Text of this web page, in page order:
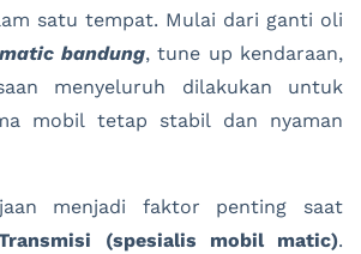
satu tempat. Mulai dari ganti oli
bandung, tune up kendaraan,
menyeluruh dilakukan untuk
mobil tetap stabil dan nyaman
menjadi faktor penting saat
(spesialis mobil matic).